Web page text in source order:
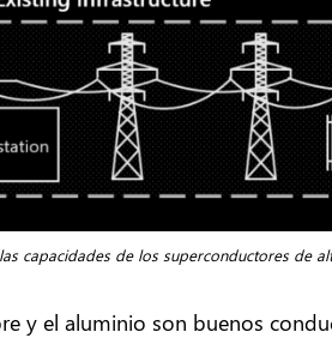
capacidades de los superconductores de
y el aluminio son buenos